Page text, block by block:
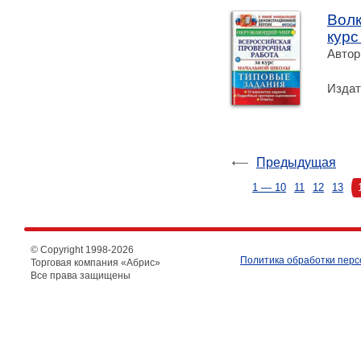
Предыдущая
1 — 10 11 12 13
© Copyright 1998-2026
Торговая компания «Абрис»
Все права защищены
Политика обработки